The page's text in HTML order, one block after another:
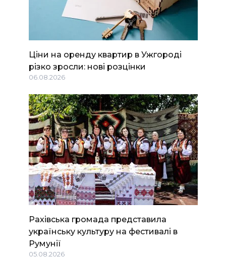
Ціни на оренду квартир в Ужгороді
різко зросли: нові розцінки
06.08.2026
Рахівська громада представила
українську культуру на фестивалі в
Румунії
05.08.2026